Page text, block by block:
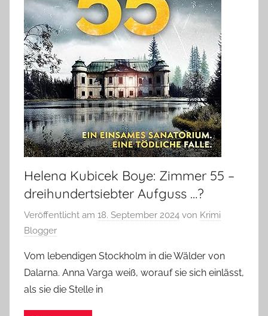
Helena Kubicek Boye: Zimmer 55 –
dreihundertsiebter Aufguss …?
Veröffentlicht am 18. September 2024 von Krimi
Blogger
Vom lebendigen Stockholm in die Wälder von
Dalarna. Anna Varga weiß, worauf sie sich einlässt,
als sie die Stelle in